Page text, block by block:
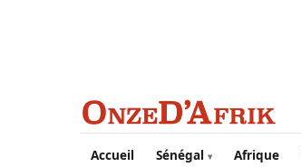
Aller au contenu principal
Accueil Sénégal Afrique